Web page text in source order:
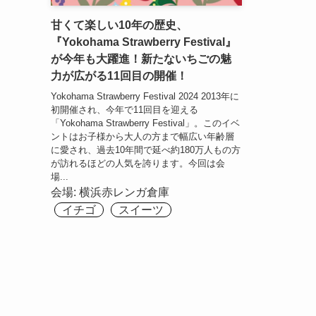
甘くて楽しい10年の歴史、
『Yokohama Strawberry Festival』
が今年も大躍進！新たないちごの魅
力が広がる11回目の開催！
Yokohama Strawberry Festival 2024 2013年に
初開催され、今年で11回目を迎える
「Yokohama Strawberry Festival」。このイベ
ントはお子様から大人の方まで幅広い年齢層
に愛され、過去10年間で延べ約180万人もの方
が訪れるほどの人気を誇ります。今回は会
場...
会場: 横浜⾚レンガ倉庫
イチゴ
スイーツ